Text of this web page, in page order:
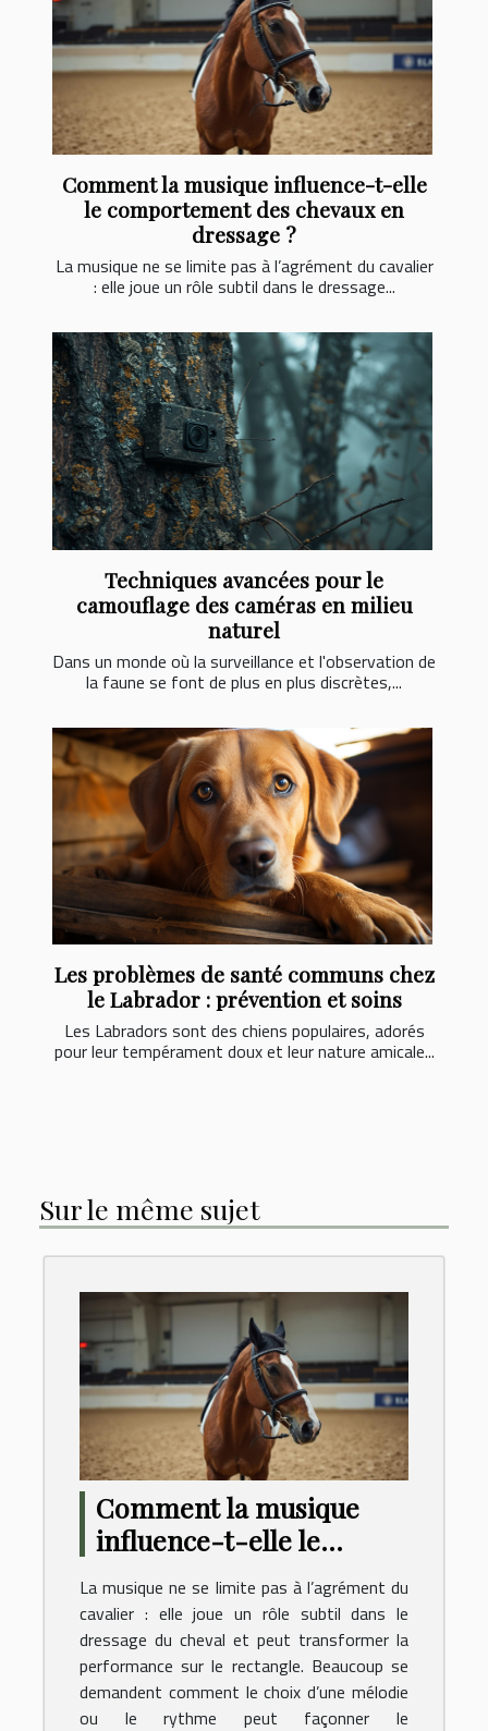
Comment la musique influence-t-elle
le comportement des chevaux en
dressage ?
La musique ne se limite pas à l’agrément du cavalier
: elle joue un rôle subtil dans le dressage...
Techniques avancées pour le
camouflage des caméras en milieu
naturel
Dans un monde où la surveillance et l'observation de
la faune se font de plus en plus discrètes,...
Les problèmes de santé communs chez
le Labrador : prévention et soins
Les Labradors sont des chiens populaires, adorés
pour leur tempérament doux et leur nature amicale...
Sur le même sujet
Comment la musique
influence-t-elle le
comportement des
chevaux en dressage ?
La musique ne se limite pas à l’agrément du
cavalier : elle joue un rôle subtil dans le
dressage du cheval et peut transformer la
performance sur le rectangle. Beaucoup se
demandent comment le choix d’une mélodie
ou le rythme peut façonner le